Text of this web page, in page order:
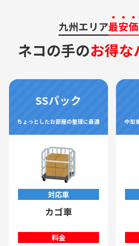
九州エリア最安
ネコの手のお得な
SSパック
ちょっとしたお部屋の整理に最適
対応車
カゴ車
料金
中型